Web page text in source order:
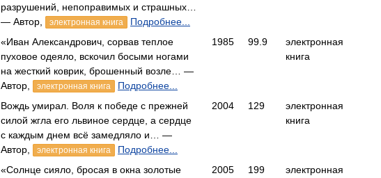
разрушений, непоправимых и страшных…
— Автор,
электронная книга Подробнее...
«Иван Александрович, сорвав теплое
пуховое одеяло, вскочил босыми ногами
на жесткий коврик, брошенный возле… —
Автор,
электронная книга Подробнее...
1985 99.9
электронная
книга
Вождь умирал. Воля к победе с прежней
силой жгла его львиное сердце, а сердце
с каждым днем всё замедляло и… —
Автор,
электронная книга Подробнее...
2004 129
электронная
книга
«Солнце сияло, бросая в окна золотые
2005 199
электронная